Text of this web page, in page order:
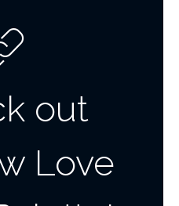
out
Love